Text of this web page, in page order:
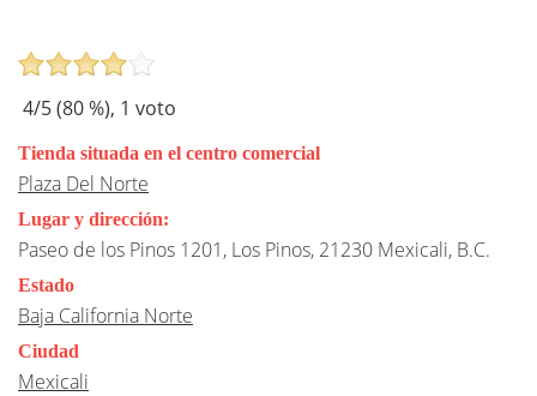
4/5 (80%), 1 voto
Tienda situada en el centro comercial
Plaza Del Norte
Lugar y dirección:
Paseo de los Pinos 1201, Los Pinos, 21230 Mexicali, B.C.
Estado
Baja California Norte
Ciudad
Mexicali